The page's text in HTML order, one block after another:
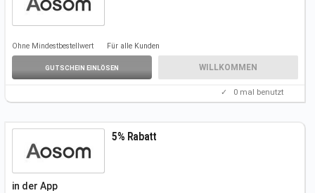
Ohne Mindestbestellwert Für alle Kunden
GUTSCHEIN EINLÖSEN WILLKOMMEN
✓ 0 mal benutzt
5% Rabatt
in der App